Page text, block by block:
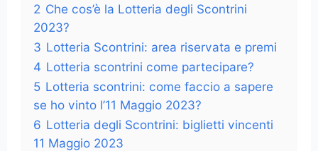
2 Che cos’è la Lotteria degli Scontrini
2023?
3 Lotteria Scontrini: area riservata e premi
4 Lotteria scontrini come partecipare?
5 Lotteria scontrini: come faccio a sapere
se ho vinto l’11 Maggio 2023?
6 Lotteria degli Scontrini: biglietti vincenti
11 Maggio 2023